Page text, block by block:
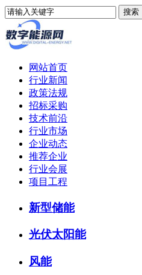
网站首页
行业新闻
政策法规
招标采购
技术前沿
行业市场
企业动态
推荐企业
行业会展
项目工程
新型储能
光伏太阳能
风能